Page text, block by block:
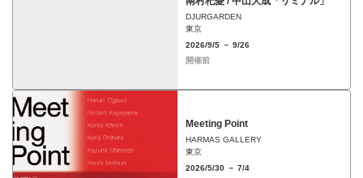
DJURGARDEN
東京
2026/9/5 － 9/26
開催前
Meeting Point
HARMAS GALLERY
東京
2026/5/30 － 7/4